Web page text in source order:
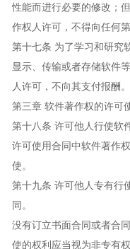
性能而进行必要的修改；
作权人许可，不得向任何
第十七条 为了学习和研究
显示、传输或者存储软件
人许可，不向其支付报酬。
第三章 软件著作权的许可
第十八条 许可他人行使软
许可使用合同中软件著作
使。
第十九条 许可他人专有行
同。
没有订立书面合同或者合
使的权利应当视为非专有